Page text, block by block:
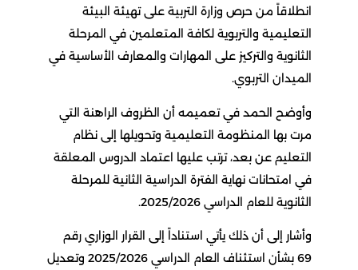
انطلاقاً من حرص وزارة التربية على تهيئة البيئة
التعليمية والتربوية لكافة المتعلمين في المرحلة
الثانوية والتركيز على المهارات والمعارف الأساسية في
الميدان التربوي.
وأوضح الحمد في تعميمه أن الظروف الراهنة التي
مرت بها المنظومة التعليمية وتحويلها إلى نظام
التعليم عن بعد، ترتب عليها اعتماد الدروس المعلقة
في امتحانات نهاية الفترة الدراسية الثانية للمرحلة
الثانوية للعام الدراسي 2025/2026.
وأشار إلى أن ذلك يأتي استناداً إلى القرار الوزاري رقم
69 بشأن استئناف العام الدراسي 2025/2026 وتعديل